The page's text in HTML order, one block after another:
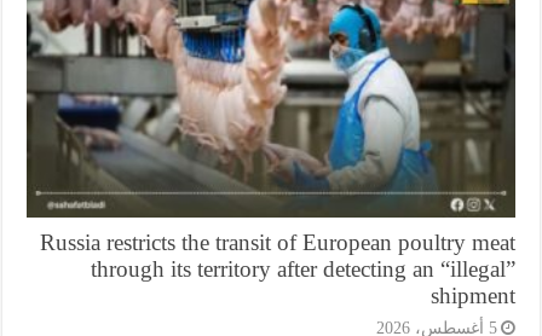
Russia restricts the transit of European poultry
through its territory after detecting an